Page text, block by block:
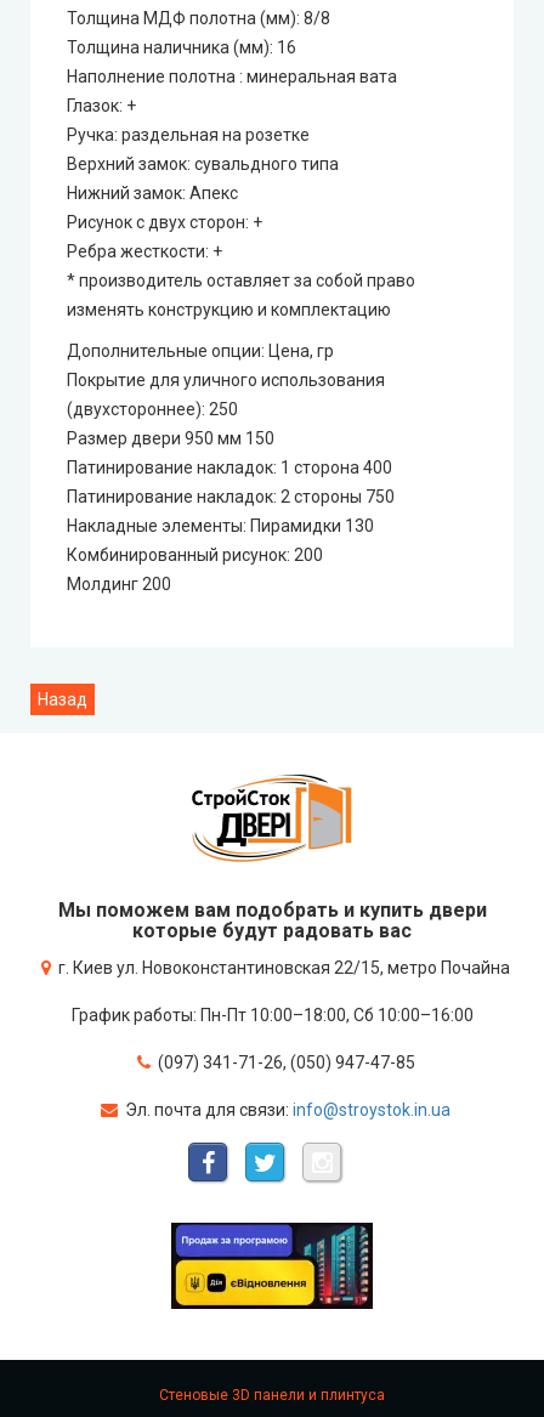
Толщина МДФ полотна (мм): 8/8
Толщина наличника (мм): 16
Наполнение полотна : минеральная вата
Глазок: +
Ручка: раздельная на розетке
Верхний замок: сувальдного типа
Нижний замок: Апекс
Рисунок с двух сторон: +
Ребра жесткости: +
* производитель оставляет за собой право
изменять конструкцию и комплектацию
Дополнительные опции: Цена, гр
Покрытие для уличного использования
(двухстороннее): 250
Размер двери 950 мм 150
Патинирование накладок: 1 сторона 400
Патинирование накладок: 2 стороны 750
Накладные элементы: Пирамидки 130
Комбинированный рисунок: 200
Молдинг 200
Мы поможем вам подобрать и купить двери
которые будут радовать вас
г. Киев ул. Новоконстантиновская 22/15, метро Почайна
График работы: Пн-Пт 10:00–18:00, Сб 10:00–16:00
(097) 341-71-26, (050) 947-47-85
Эл. почта для связи: info@stroystok.in.ua
Стеновые 3D панели и плинтуса